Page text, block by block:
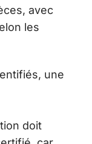
avec
les
une
doit